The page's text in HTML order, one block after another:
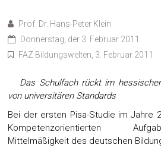
Prof. Dr. Hans-Peter Klein
Donnerstag, der 3. Februar 2011
FAZ Bildungswelten, 3. Februar 2011
Das Schulfach rückt im
von universitären Standards
Bei der ersten Pisa-Studie im Jahre
Kompetenzorientierten
Mittelmäßigkeit des deutschen